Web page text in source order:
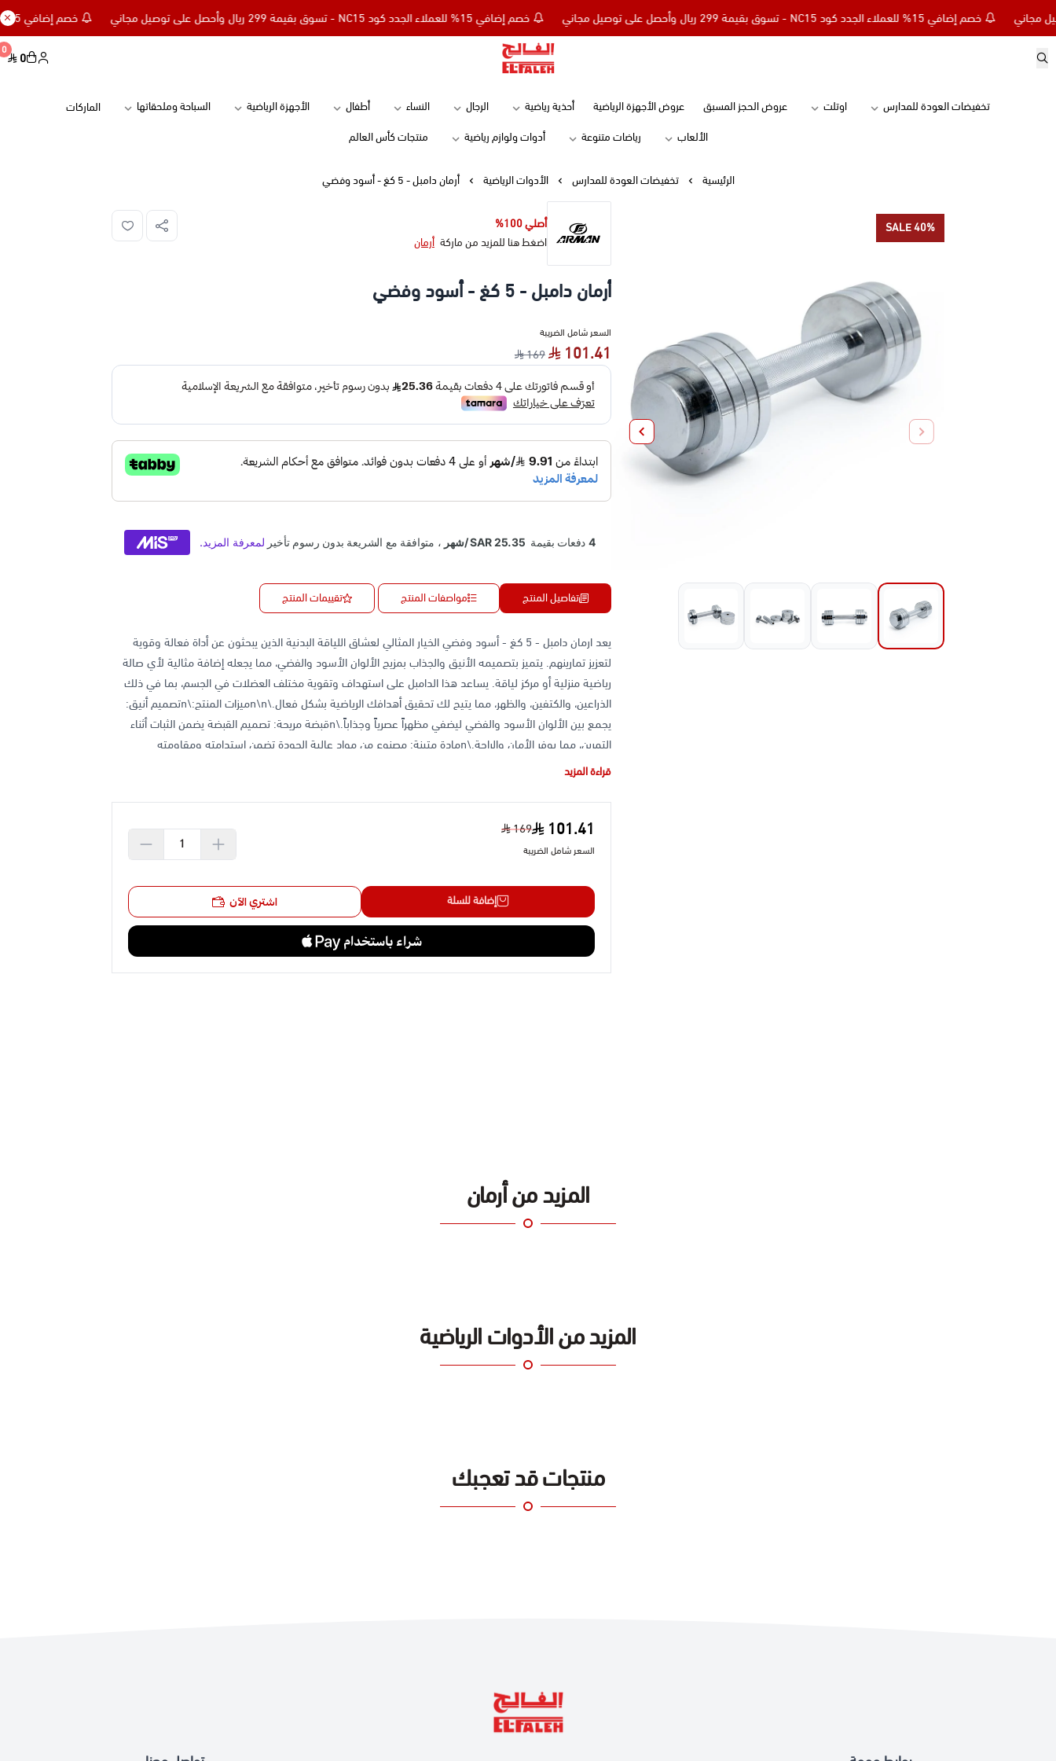
خصم إضافي 15% للعملاء الجدد كود NC15 - تسوق بقيمة 299 ريال وأحصل على توصيل مجاني خصم إضافي 15% للعملاء الجدد كود NC15 - تسوق بقيمة 299 ريال وأحصل على توصيل مجاني خصم إضافي 15% للعملاء الجدد كود NC15 - تسوق بقيمة 299 ريال وأحصل على توصيل مجاني
0 0
تخفيضات العودة للمدارس اوتلت عروض الحجز المسبق عروض الأجهزة الرياضية أحذية رياضية الرجال النساء أطفال الأجهزة الرياضية السباحة وملحقاتها
الماركات
الألعاب
رياضات متنوعة أدوات ولوازم رياضية منتجات كأس العالم
الرئيسية تخفيضات العودة للمدارس الأدوات الرياضية أرمان دامبل - 5 كغ - أسود وفضي
SALE 40%
أصلي 100%
اضغط هنا للمزيد من ماركة أرمان
أرمان دامبل - 5 كغ - أسود وفضي
السعر شامل الضريبة
101.41
169
تفاصيل المنتج مواصفات المنتج تقييمات المنتج
يعد ارمان دامبل - 5 كغ - أسود وفضي الخيار المثالي لعشاق اللياقة البدنية الذين يبحثون عن أداة فعالة وقوية
لتعزيز تمارينهم. يتميز بتصميمه الأنيق والجذاب بمزيج الألوان الأسود والفضي، مما يجعله إضافة مثالية لأي صالة
رياضية منزلية أو مركز لياقة. يساعد هذا الدامبل على استهداف وتقوية مختلف العضلات في الجسم، بما في ذلك
الذراعين، والكتفين، والظهر، مما يتيح لك تحقيق أهدافك الرياضية بشكل فعال.\n\nميزات المنتج:\nتصميم أنيق:
يجمع بين الألوان الأسود والفضي ليضفي مظهراً عصرياً وجذاباً.\nقبضة مريحة: تصميم القبضة يضمن الثبات أثناء
التمرين، مما يوفر الأمان والراحة.\nمادة متينة: مصنوع من مواد عالية الجودة تضمن استدامته ومقاومته
يجعله أداة لا غنى عنها في روتينك الرياضي.
قراءة المزيد
101.41
169
السعر شامل الضريبة
إضافة للسلة اشتري الآن
المزيد من أرمان
المزيد من الأدوات الرياضية
منتجات قد تعجبك